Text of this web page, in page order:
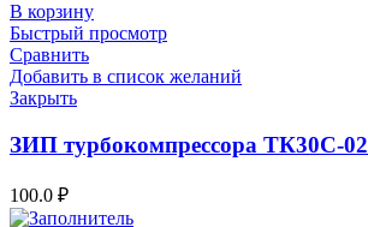
В корзину
Быстрый просмотр
Сравнить
Добавить в список желаний
Закрыть
ЗИП турбокомпрессора ТК30С-02
100.0 ₽